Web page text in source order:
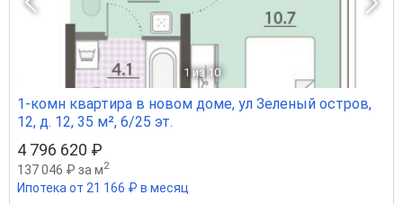
1 из 10
1-комн квартира в новом доме, ул Зеленый остров,
12, д. 12, 35 м², 6/25 эт.
4 796 620 ₽
137 046 ₽ за м2
Ипотека от 21 166 ₽ в месяц